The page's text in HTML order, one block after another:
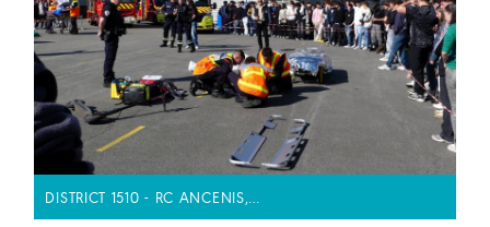
DISTRICT 1510 - RC ANCENIS,…